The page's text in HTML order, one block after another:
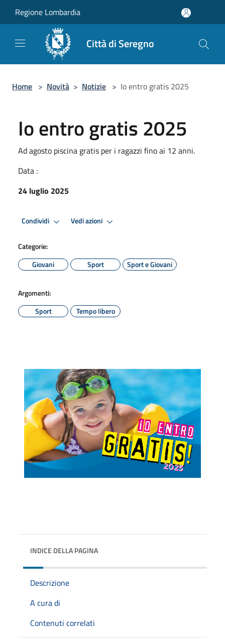
Regione Lombardia
Città di Seregno
Home > Novità > Notizie > Io entro gratis 2025
Io entro gratis 2025
Ad agosto piscina gratis per i ragazzi fino ai 12 anni.
Data :
24 luglio 2025
Condividi Vedi azioni
Categorie:
Giovani
Sport Sport e Giovani
Argomenti:
Sport
Tempo libero
INDICE DELLA PAGINA
Descrizione
A cura di
Contenuti correlati